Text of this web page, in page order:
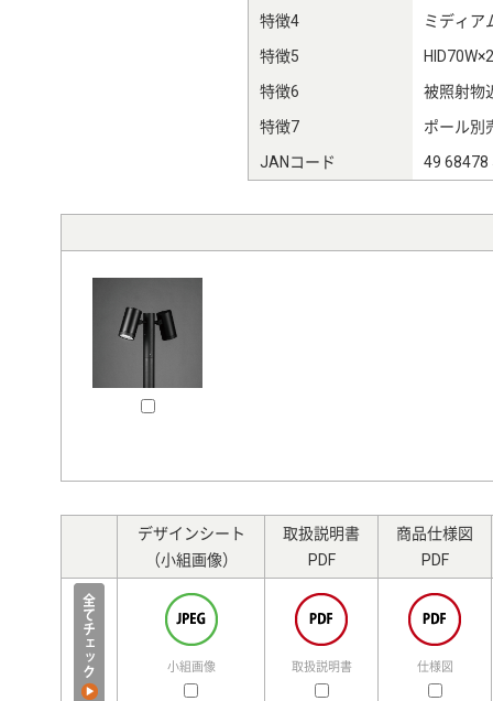
特徴4
ミディア
特徴5
特徴6
被照射物
特徴7
ポール別
JANコード
49 68478
デザインシート
（小組画像）
取扱説明書
PDF
商品仕様図
PDF
小組画像 取扱説明書 仕様図